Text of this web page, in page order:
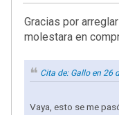
Gracias por
molestara en
Cita de: Gallo en 26
Vaya, esto se me